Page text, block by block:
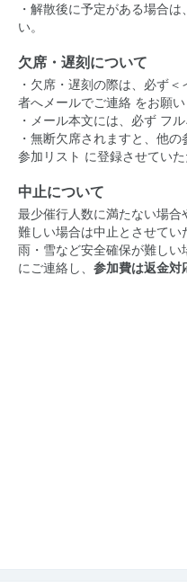
・解散後に予定がある場合
い。
欠席・遅刻について
・欠席・遅刻の際は、必ず
者へメールでご連絡 をお願い
・メール本文には、必ず フ
・無断欠席されますと、他
参加リスト に登録させていた
中止について
最少催行人数に満たない場
難しい場合は中止とさせて
雨・雪など安全確保が難し
にご連絡し、 参加費は返金対